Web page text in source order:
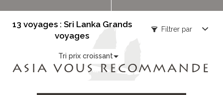
13 voyages : Sri Lanka Grands
voyages
Tri prix croissant
Filtrer par
ASIA VOUS RECOMMANDE